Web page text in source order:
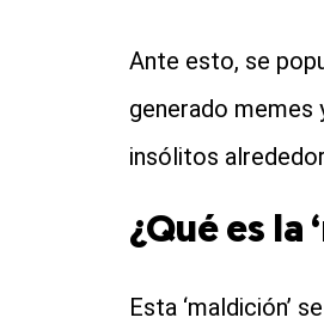
Ante esto, se
generado memes
insólitos
¿Qué es la
Esta ‘maldición’